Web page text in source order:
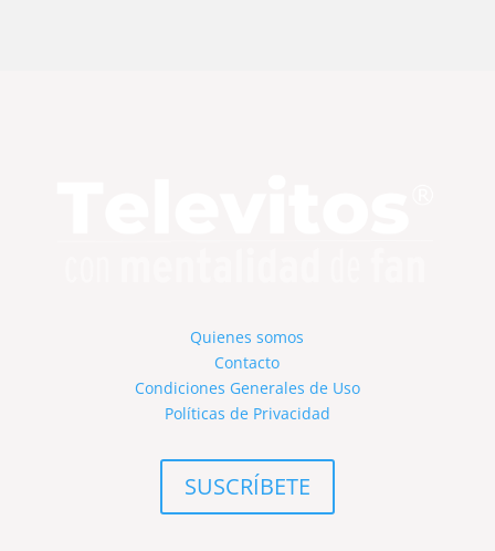
Quienes somos
Contacto
Condiciones Generales de Uso
Políticas de Privacidad
SUSCRÍBETE